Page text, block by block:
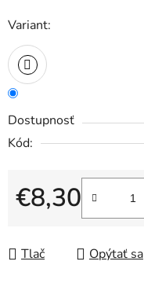
Variant:
Dostupnosť
Kód:
€8,30
Jednotková cena:
Tlač Opýtať sa